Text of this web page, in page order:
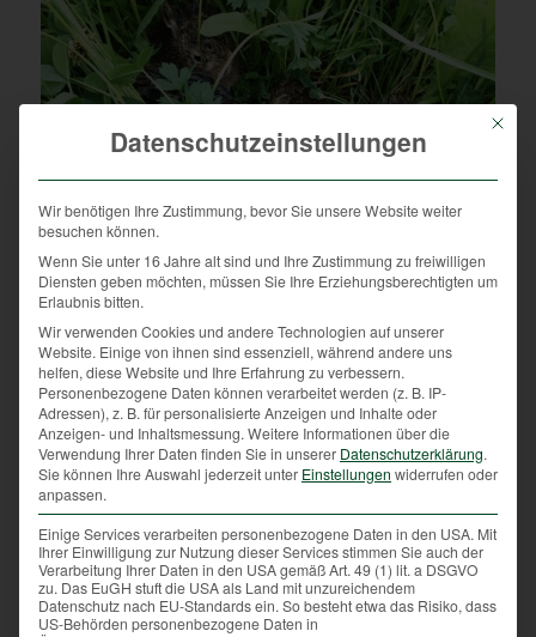
Jungtiere, wie hier ganz junge Feldhasen, und
Gelege (Nester mit Eiern) auf keinen Fall berühren.
Es handelt sich meist um keine Findelkinder und die
tierischen Eltern sind nicht weit von ihren
Schützlingen entfernt. Foto: K. Kücher
Mit
Datenschutzeinstellungen
Wir benötigen Ihre Zustimmung, bevor Sie unsere Website weiter
besuchen können.
Wenn Sie unter 16 Jahre alt sind und Ihre Zustimmung zu freiwilligen
Diensten geben möchten, müssen Sie Ihre Erziehungsberechtigten um
Erlaubnis bitten.
Wir verwenden Cookies und andere Technologien auf unserer
Website. Einige von ihnen sind essenziell, während andere uns
helfen, diese Website und Ihre Erfahrung zu verbessern.
Personenbezogene Daten können verarbeitet werden (z. B. IP-
Adressen), z. B. für personalisierte Anzeigen und Inhalte oder
Anzeigen- und Inhaltsmessung. Weitere Informationen über die
Verwendung Ihrer Daten finden Sie in unserer Datenschutzerklärung.
Sie können Ihre Auswahl jederzeit unter Einstellungen widerrufen oder
anpassen.
Einige Services verarbeiten personenbezogene Daten in den USA. Mit
Ihrer Einwilligung zur Nutzung dieser Services stimmen Sie auch der
Verarbeitung Ihrer Daten in den USA gemäß Art. 49 (1) lit. a DSGVO
zu. Das EuGH stuft die USA als Land mit unzureichendem
Datenschutz nach EU-Standards ein. So besteht etwa das Risiko, dass
US-Behörden personenbezogene Daten in